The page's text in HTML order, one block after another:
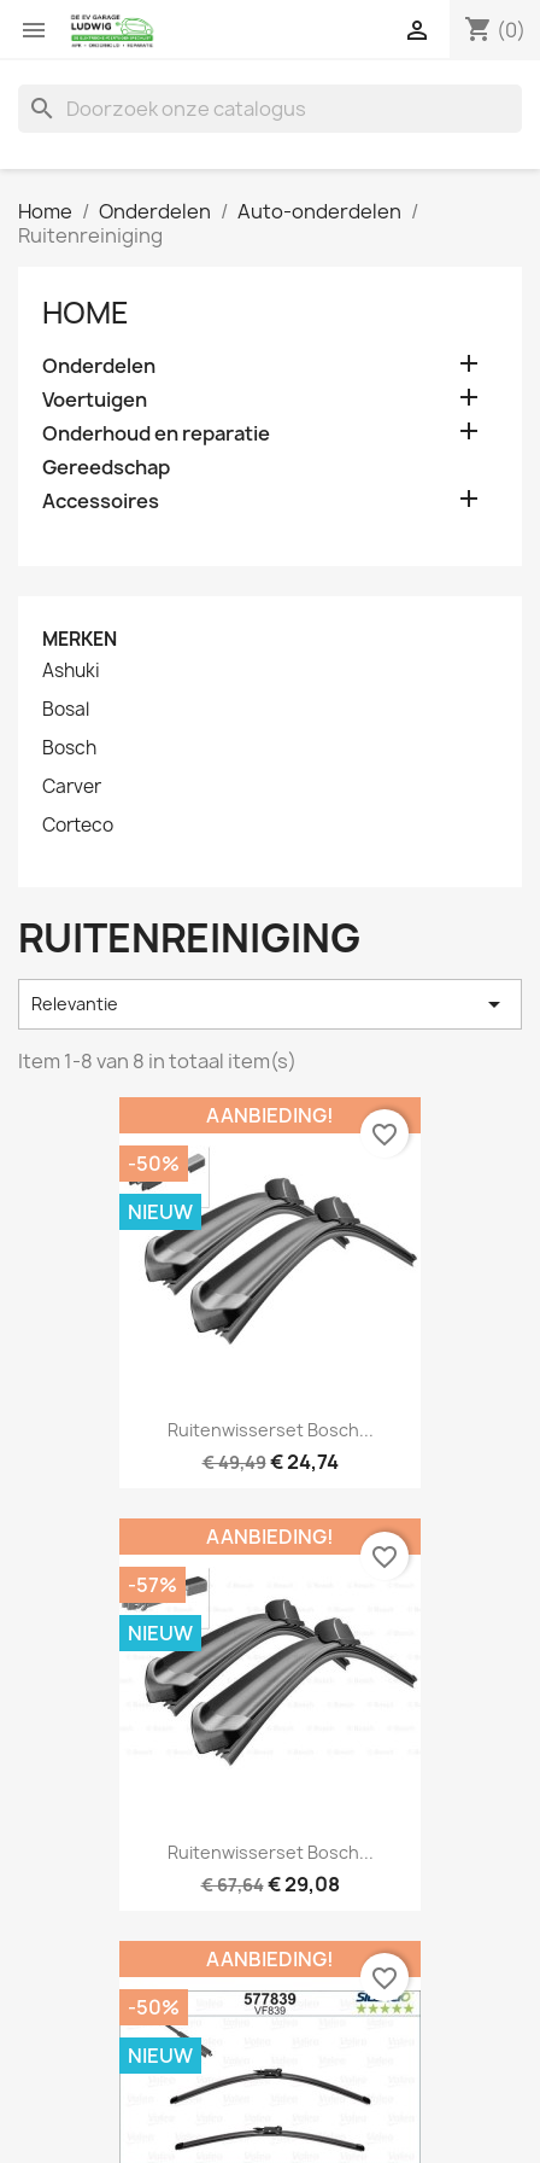
 shopping_cart (0)

search
Home Onderdelen
Auto-onderdelen
Ruitenreiniging
HOME
Onderdelen 
Voertuigen 
Onderhoud en reparatie 
Gereedschap
Accessoires

MERKEN
Ashuki
Bosal
Bosch
Carver
Corteco
RUITENREINIGING
Relevantie 
Item 1-8 van 8 in totaal item(s)
Ruitenwisserset Bosch...
€ 49,49€ 24,74
AANBIEDING!
-50%
NIEUW
favorite_border
Ruitenwisserset Bosch...
€ 67,64€ 29,08
AANBIEDING!
-57%
NIEUW
favorite_border
AANBIEDING!
-50%
NIEUW
favorite_border